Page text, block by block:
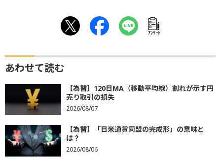
ｱﾝｹｰﾄ
あわせて読む
【為替】120日MA（移動平均線）割れが示す円
売り取引の損失
2026/08/07
【為替】「日米通貨同盟の完成形」の意味と
は？
2026/08/06